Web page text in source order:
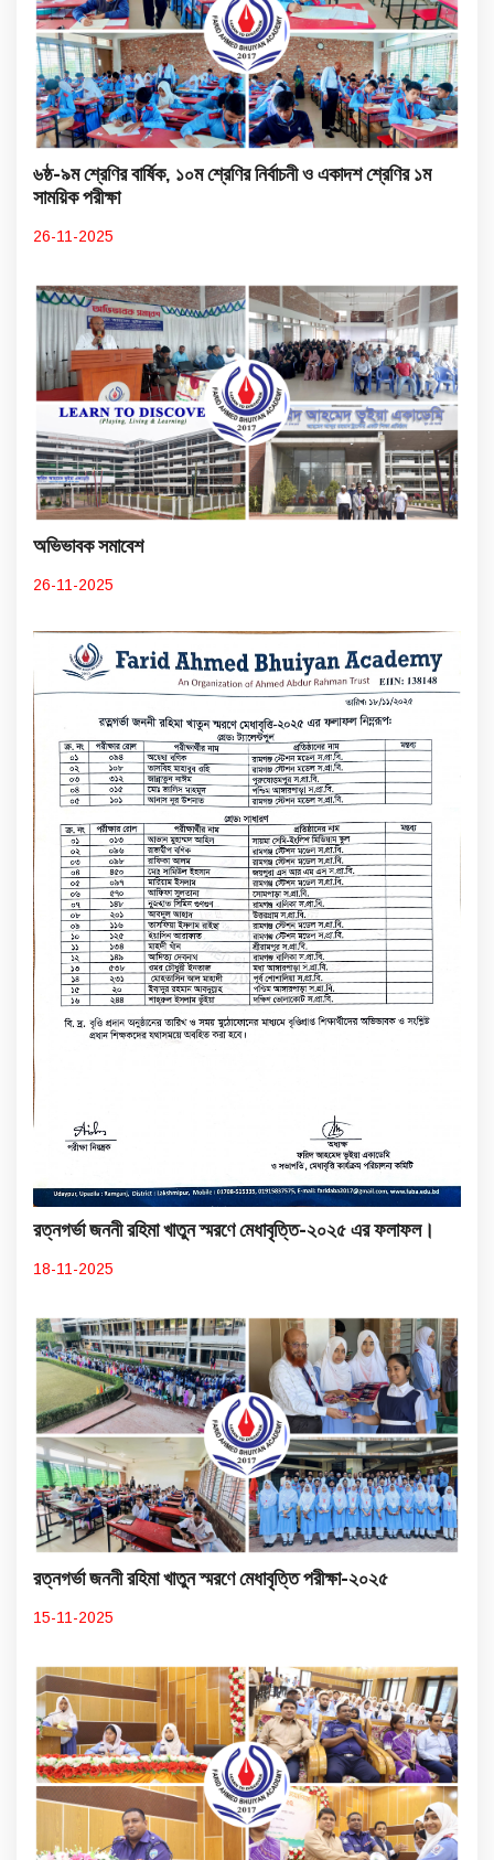
৬ষ্ঠ-৯ম শ্রেণির বার্ষিক, ১০ম শ্রেণির নির্বাচনী ও একাদশ শ্রেণির ১ম
সাময়িক পরীক্ষা
26-11-2025
অভিভাবক সমাবেশ
26-11-2025
রত্নগর্ভা জননী রহিমা খাতুন স্মরণে মেধাবৃত্তি-২০২৫ এর ফলাফল।
18-11-2025
রত্নগর্ভা জননী রহিমা খাতুন স্মরণে মেধাবৃত্তি পরীক্ষা-২০২৫
15-11-2025